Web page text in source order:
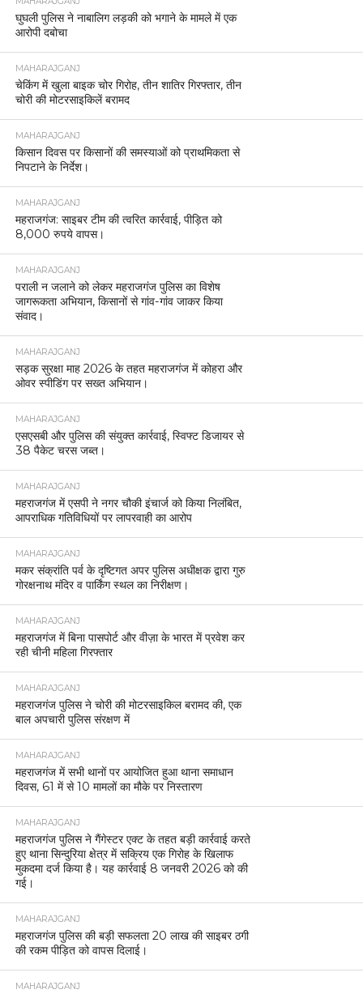
घुघली पुलिस ने नाबालिग लड़की को भगाने के मामले में एक
आरोपी दबोचा
MAHARAJGANJ
चेकिंग में खुला बाइक चोर गिरोह, तीन शातिर गिरफ्तार, तीन
चोरी की मोटरसाइकिलें बरामद
MAHARAJGANJ
किसान दिवस पर किसानों की समस्याओं को प्राथमिकता से
निपटाने के निर्देश।
MAHARAJGANJ
महराजगंज: साइबर टीम की त्वरित कार्रवाई, पीड़ित को
8,000 रुपये वापस।
MAHARAJGANJ
पराली न जलाने को लेकर महराजगंज पुलिस का विशेष
जागरूकता अभियान, किसानों से गांव-गांव जाकर किया
संवाद।
MAHARAJGANJ
सड़क सुरक्षा माह 2026 के तहत महराजगंज में कोहरा और
ओवर स्पीडिंग पर सख्त अभियान।
MAHARAJGANJ
एसएसबी और पुलिस की संयुक्त कार्रवाई, स्विफ्ट डिजायर से
38 पैकेट चरस जब्त।
MAHARAJGANJ
महराजगंज में एसपी ने नगर चौकी इंचार्ज को किया निलंबित,
आपराधिक गतिविधियों पर लापरवाही का आरोप
MAHARAJGANJ
मकर संक्रांति पर्व के दृष्टिगत अपर पुलिस अधीक्षक द्वारा गुरु
गोरक्षनाथ मंदिर व पार्किंग स्थल का निरीक्षण।
MAHARAJGANJ
महराजगंज में बिना पासपोर्ट और वीज़ा के भारत में प्रवेश कर
रही चीनी महिला गिरफ्तार
MAHARAJGANJ
महराजगंज पुलिस ने चोरी की मोटरसाइकिल बरामद की, एक
बाल अपचारी पुलिस संरक्षण में
MAHARAJGANJ
महराजगंज में सभी थानों पर आयोजित हुआ थाना समाधान
दिवस, 61 में से 10 मामलों का मौके पर निस्तारण
MAHARAJGANJ
महराजगंज पुलिस ने गैंगेस्टर एक्ट के तहत बड़ी कार्रवाई करते
हुए थाना सिन्दुरिया क्षेत्र में सक्रिय एक गिरोह के खिलाफ
मुकदमा दर्ज किया है। यह कार्रवाई 8 जनवरी 2026 को की
गई।
MAHARAJGANJ
महराजगंज पुलिस की बड़ी सफलता 20 लाख की साइबर ठगी
की रकम पीड़ित को वापस दिलाई।
MAHARAJGANJ